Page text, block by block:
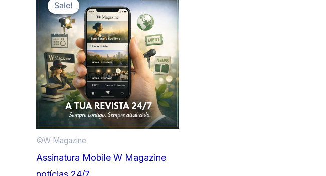
Sale!
Sale!
©️W Magazine
Assinatura Mobile W Magazine